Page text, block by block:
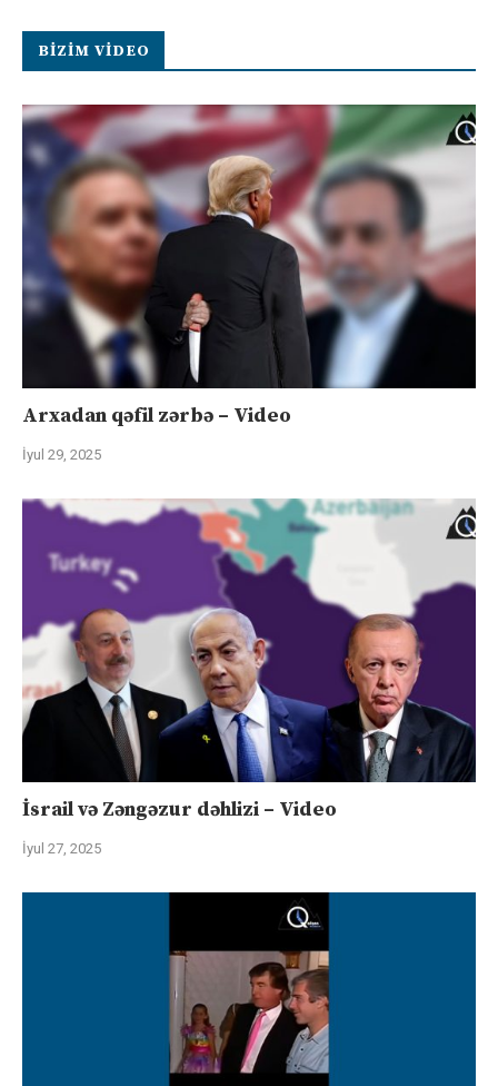
BIZIM VIDEO
Arxadan qəfil zərbə – Video
İyul 29, 2025
İsrail və Zəngəzur dəhlizi – Video
İyul 27, 2025